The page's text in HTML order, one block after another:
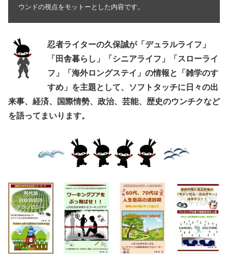
ウンドの視点をモットーとした内容です。
忍者ライターの久保誠が「デュラルライフ」
「田舎暮らし」「シニアライフ」「スローライ
フ」「海外ロングステイ」の情報と「雑学のす
すめ」を主題として、ソフトタッチに日々の出
来事、経済、国際情勢、政治、芸能、歴史のウンチクなど
を語ってまいります。